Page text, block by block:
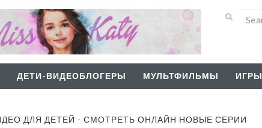
ДЕТИ-ВИДЕОБЛОГЕРЫ МУЛЬТФИЛЬМЫ ИГРЫ
ДЛЯ ДЕТЕЙ - СМОТРЕТЬ ОНЛАЙН НОВЫЕ СЕРИИ